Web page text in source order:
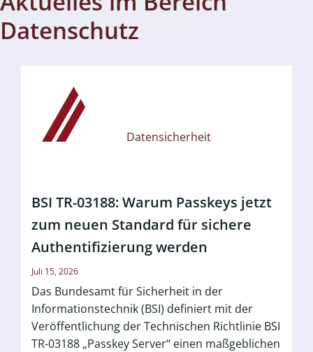
Datenschutz
Datensicherheit
BSI TR-03188: Warum Passkeys jetzt
zum neuen Standard für sichere
Authentifizierung werden
Juli 15, 2026
Das Bundesamt für Sicherheit in der
Informationstechnik (BSI) definiert mit der
Veröffentlichung der Technischen Richtlinie BSI
TR-03188 „Passkey Server“ einen maßgeblichen